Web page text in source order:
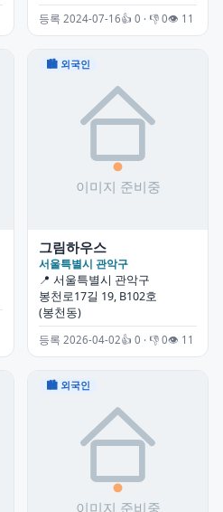
등록 2024-07-16👍 0 · 👎 0👁 11
🏙 외국인
그림하우스
서울특별시 관악구
📍 서울특별시 관악구
봉천로17길 19, B102호
(봉천동)
등록 2026-04-02👍 0 · 👎 0👁 11
🏙 외국인